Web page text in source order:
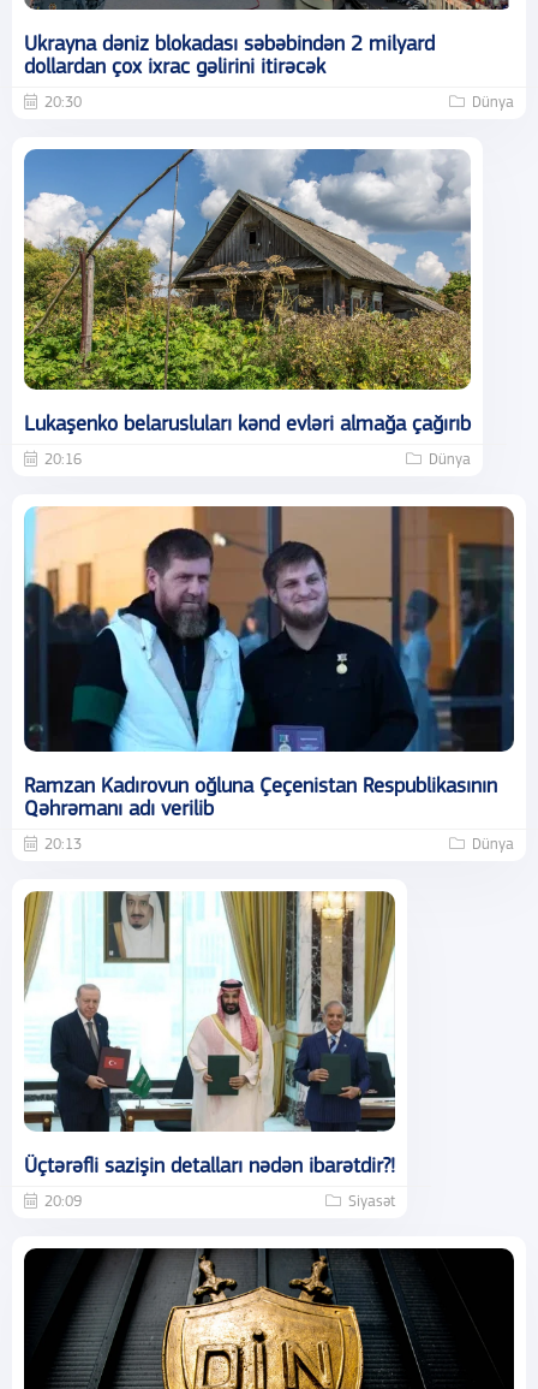
Ukrayna dəniz blokadası səbəbindən 2 milyard
dollardan çox ixrac gəlirini itirəcək
20:30 Dünya
Lukaşenko belarusluları kənd evləri almağa çağırıb
20:16 Dünya
Ramzan Kadırovun oğluna Çeçenistan Respublikasının
Qəhrəmanı adı verilib
20:13 Dünya
Üçtərəfli sazişin detalları nədən ibarətdir?!
20:09 Siyasət